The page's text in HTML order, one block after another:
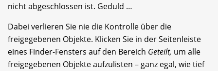
nicht abgeschlossen ist. Geduld …
Dabei verlieren Sie nie die Kontrolle über die
freigegebenen Objekte. Klicken Sie in der Seitenleiste
eines Finder-Fensters auf den Bereich Geteilt, um alle
freigegebenen Objekte aufzulisten – ganz egal, wie tief